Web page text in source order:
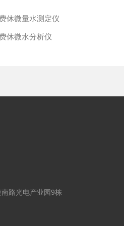
休微量水测定仪
休微水分析仪
路光电产业园9栋